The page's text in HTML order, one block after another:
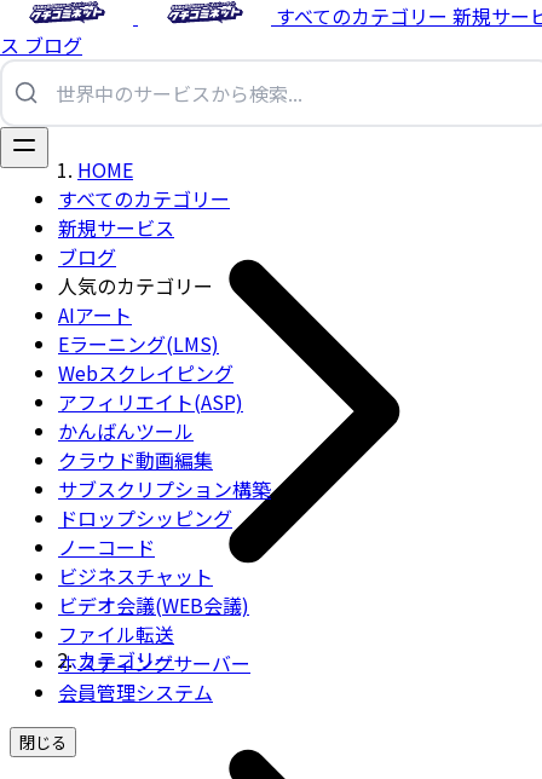
すべてのカテゴリー 新規サー
ス ブログ
すべてのカテゴリー
新規サービス
ブログ
人気のカテゴリー
AIアート
Eラーニング(LMS)
Webスクレイピング
アフィリエイト(ASP)
かんばんツール
クラウド動画編集
サブスクリプション構築
ドロップシッピング
ノーコード
ビジネスチャット
ビデオ会議(WEB会議)
ファイル転送
ホスティングサーバー
会員管理システム
閉じる
HOME
カテゴリー